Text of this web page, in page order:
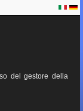
del gestore della